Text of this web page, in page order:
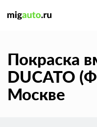
Покраска
DUCATO
Москве